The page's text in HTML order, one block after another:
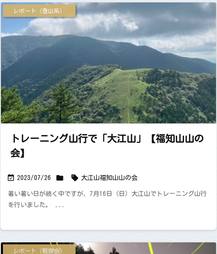
トレーニング山行で「大江山」【福知山山の
会】
 2023/07/26 
レポート（登山系）
 大江山福知山山の会
暑い暑い日が続く中ですが、7月16日（日）大江山でトレーニング山行
を行いました。 ...
レポート（観察会）